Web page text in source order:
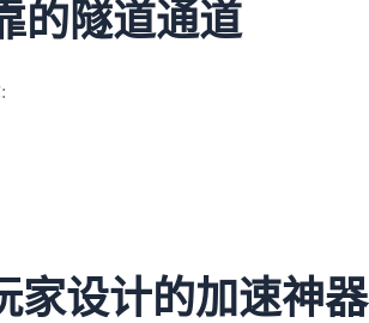
的隧道通道
家设计的加速神器